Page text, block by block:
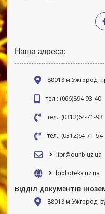
Наша адреса:
88018 м Ужгород,
тел.: (066)894-93-40
тел.: (0312)64-71-93
тел.: (0312)64-71-94
libr@ounb.uz.ua
biblioteka.uz.ua
Відділ документів
88018 м Ужгород,